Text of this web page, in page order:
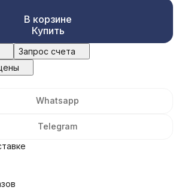
В корзине
Купить
Запрос счета
Whatsapp
Telegram